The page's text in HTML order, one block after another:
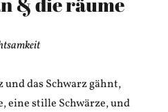
und das Schwarz gähnt,
eine stille Schwärze, und